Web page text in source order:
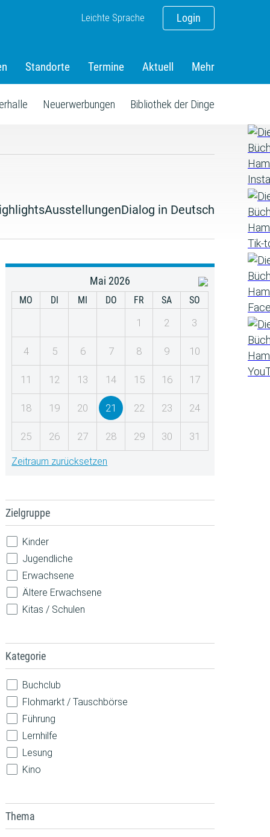
Login
Leichte Sprache
Standorte Termine Aktuell Mehr
Neuerwerbungen Bibliothek der Dinge
AusstellungenDialog in Deutsch
Mai 2026
MO DI MI DO FR SA SO
1 2 3
4 5 6 7 8 9 10
11 12 13 14 15 16 17
18 19 20 21 22 23 24
25 26 27 28 29 30 31
Zeitraum zurücksetzen
Zielgruppe
Kinder
Jugendliche
Erwachsene
Ältere Erwachsene
Kitas / Schulen
Kategorie
Buchclub
Flohmarkt / Tauschbörse
Führung
Lernhilfe
Lesung
Kino
Spiele
Theateraufführung
Thema